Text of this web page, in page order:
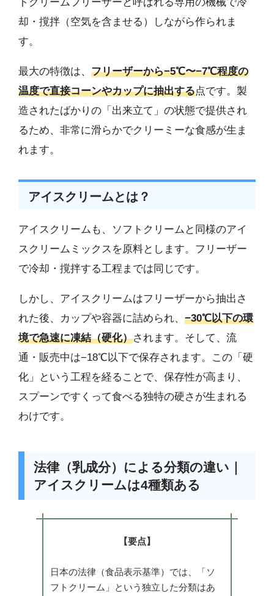
却・撹拌（空気を含ませる）しながら作られま
す。
最大の特徴は、 フリーザーから−5℃〜−7℃程度の
温度で直接コーンやカップに抽出する点です。製
造されたばかりの「出来立て」の状態で提供され
るため、非常に滑らかでクリーミーな食感が生ま
れます。
アイスクリームとは？
アイスクリームも、ソフトクリームと同様のアイ
スクリームミックスを原料とします。フリーザー
で冷却・撹拌する工程までは同じです。
しかし、アイスクリームはフリーザーから抽出さ
れた後、カップや容器に詰められ、 −30℃以下の環
境で急速に凍結（硬化）されます。そして、流
通・販売中は−18℃以下で保存されます。この「硬
化」という工程を経ることで、保存性が高まり、
スプーンですくって食べる独特の硬さが生まれる
わけです。
法律（乳成分）による分類の違い｜
アイスクリームは4種類ある
【要点】
日本の法律（食品表示基準）では、「ソ
フトクリーム」という独立した分類はあ